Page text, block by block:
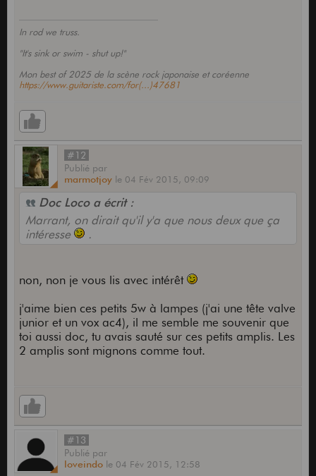
In rod we truss.
"It's sink or swim - shut up!"
Mon best of 2025 de la scène rock japonaise et coréenne
https://www.guitariste.com/for(...)47681
#12
Publié par
marmotjoy le 04 Fév 2015, 09:09
Doc Loco a écrit :
Marrant, on dirait qu'il y'a que nous deux que ça
intéresse
.
non, non je vous lis avec intérêt
j'aime bien ces petits 5w à lampes (j'ai une tête valve
junior et un vox ac4), il me semble me souvenir que
toi aussi doc, tu avais sauté sur ces petits amplis. Les
2 amplis sont mignons comme tout.
#13
Publié par
loveindo le 04 Fév 2015, 12:58